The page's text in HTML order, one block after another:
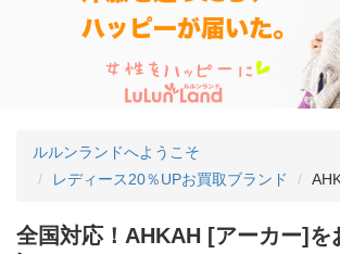
ルルンランドへようこそ
レディース20％UPお買取ブランド
全国対応！AHKAH [アーカー]を